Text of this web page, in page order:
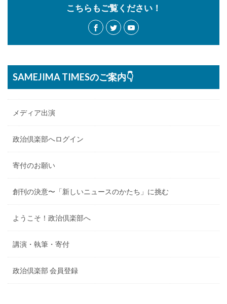
こちらもご覧ください！
SAMEJIMA TIMESのご案内👇
メディア出演
政治倶楽部へログイン
寄付のお願い
創刊の決意〜「新しいニュースのかたち」に挑む
ようこそ！政治倶楽部へ
講演・執筆・寄付
政治倶楽部 会員登録